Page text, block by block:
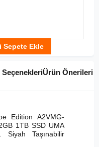
Sepete Ekle
SeçenekleriÜrün Önerileri
Edition A2VMG-
1TB SSD UMA
Taşınabilir